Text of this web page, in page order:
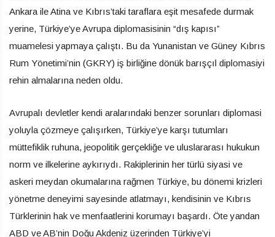
Ankara ile Atina ve Kıbrıs’taki taraflara eşit mesafede durmak
yerine, Türkiye’ye Avrupa diplomasisinin “dış kapısı”
muamelesi yapmaya çalıştı. Bu da Yunanistan ve Güney Kıbrıs
Rum Yönetimi’nin (GKRY) iş birliğine dönük barışçıl diplomasiyi
rehin almalarına neden oldu.
Avrupalı devletler kendi aralarındaki benzer sorunları diplomasi
yoluyla çözmeye çalışırken, Türkiye’ye karşı tutumları
müttefiklik ruhuna, jeopolitik gerçekliğe ve uluslararası hukukun
norm ve ilkelerine aykırıydı. Rakiplerinin her türlü siyasi ve
askeri meydan okumalarına rağmen Türkiye, bu dönemi krizleri
yönetme deneyimi sayesinde atlatmayı, kendisinin ve Kıbrıs
Türklerinin hak ve menfaatlerini korumayı başardı. Öte yandan
ABD ve AB’nin Doğu Akdeniz üzerinden Türkiye’yi